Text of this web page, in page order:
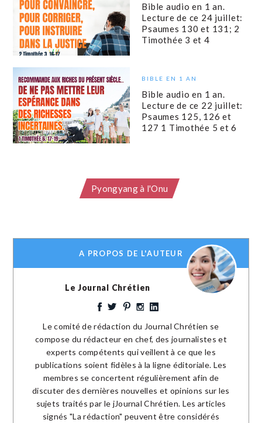
Bible audio en 1 an.
Lecture de ce 24 juillet:
Psaumes 130 et 131; 2
Timothée 3 et 4
BIBLE EN 1 AN
Bible audio en 1 an.
Lecture de ce 22 juillet:
Psaumes 125, 126 et
127 1 Timothée 5 et 6
Pyongyang à l'Onu
A PROPOS DE L'AUTEUR
Le Journal Chrétien
Le comité de rédaction du Journal Chrétien se
compose du rédacteur en chef, des journalistes et
experts compétents qui veillent à ce que les
publications soient fidèles à la ligne éditoriale. Les
membres se concertent régulièrement afin de
discuter des dernières nouvelles et opinions sur les
sujets traités par le jJournal Chrétien. Les articles
signés "La rédaction" peuvent être considérés